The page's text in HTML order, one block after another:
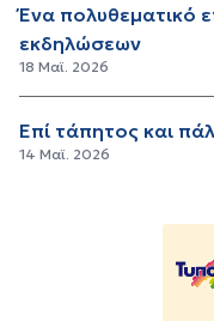
Ένα πολυθεματικό
εκδηλώσεων
18 Μαϊ. 2026
Επί τάπητος και
14 Μαϊ. 2026